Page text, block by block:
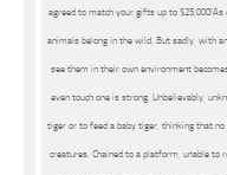
agreed to match your gifts up to
animals belong in the wild. But sadly, with
see them in their own environment
even touch one is strong. Unbelievably,
tiger or to feed a baby tiger, thinking that
creatures. Chained to a platform, unable to